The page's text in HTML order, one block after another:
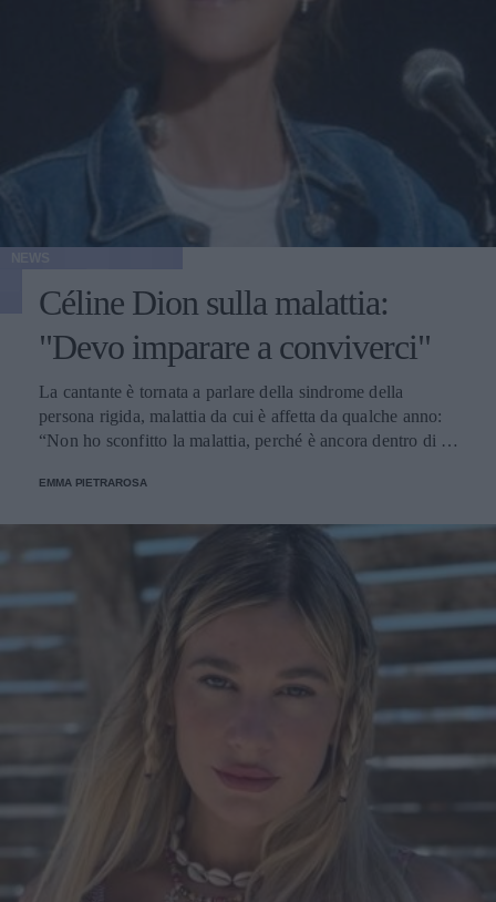
Céline Dion sulla malattia:
"Devo imparare a conviverci"
La cantante è tornata a parlare della sindrome della
persona rigida, malattia da cui è affetta da qualche anno:
“Non ho sconfitto la malattia, perché è ancora dentro di me
EMMA PIETRAROSA